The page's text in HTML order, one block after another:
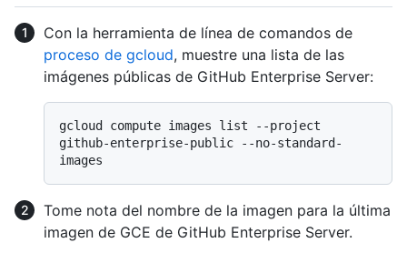
Con la herramienta de línea de comandos de
proceso de gcloud, muestre una lista de las
imágenes públicas de GitHub Enterprise Server:
gcloud compute images list --project
github-enterprise-public --no-standard-
Tome nota del nombre de la imagen para la última
imagen de GCE de GitHub Enterprise Server.